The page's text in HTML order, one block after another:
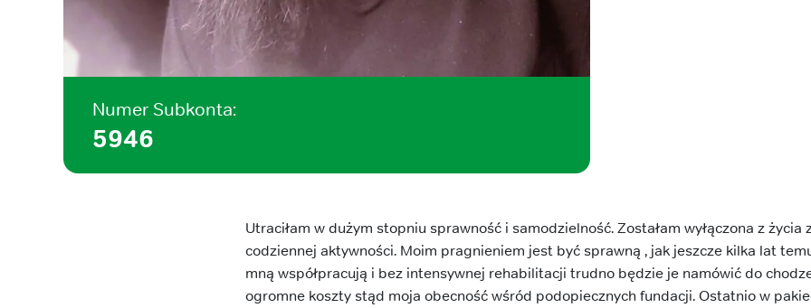
Numer Subkonta:
5946
Utraciłam w dużym stopniu sprawność i samodzielność. Zostałam wyłączona z życia
codziennej aktywności. Moim pragnieniem jest być sprawną , jak jeszcze kilka lat
mną współpracują i bez intensywnej rehabilitacji trudno będzie je namówić do
ogromne koszty stąd moja obecność wśród podopiecznych fundacji. Ostatnio w